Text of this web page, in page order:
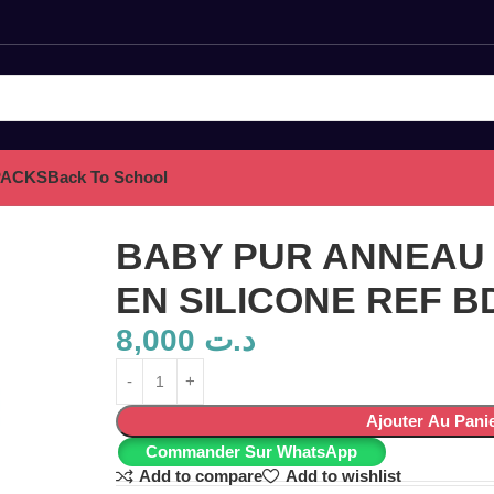
Back To School
BD12275
BABY PUR
EN SILICONE REF
د.ت
Ajouter Au
Commander Sur WhatsApp
Add to compare
Add to wishlist